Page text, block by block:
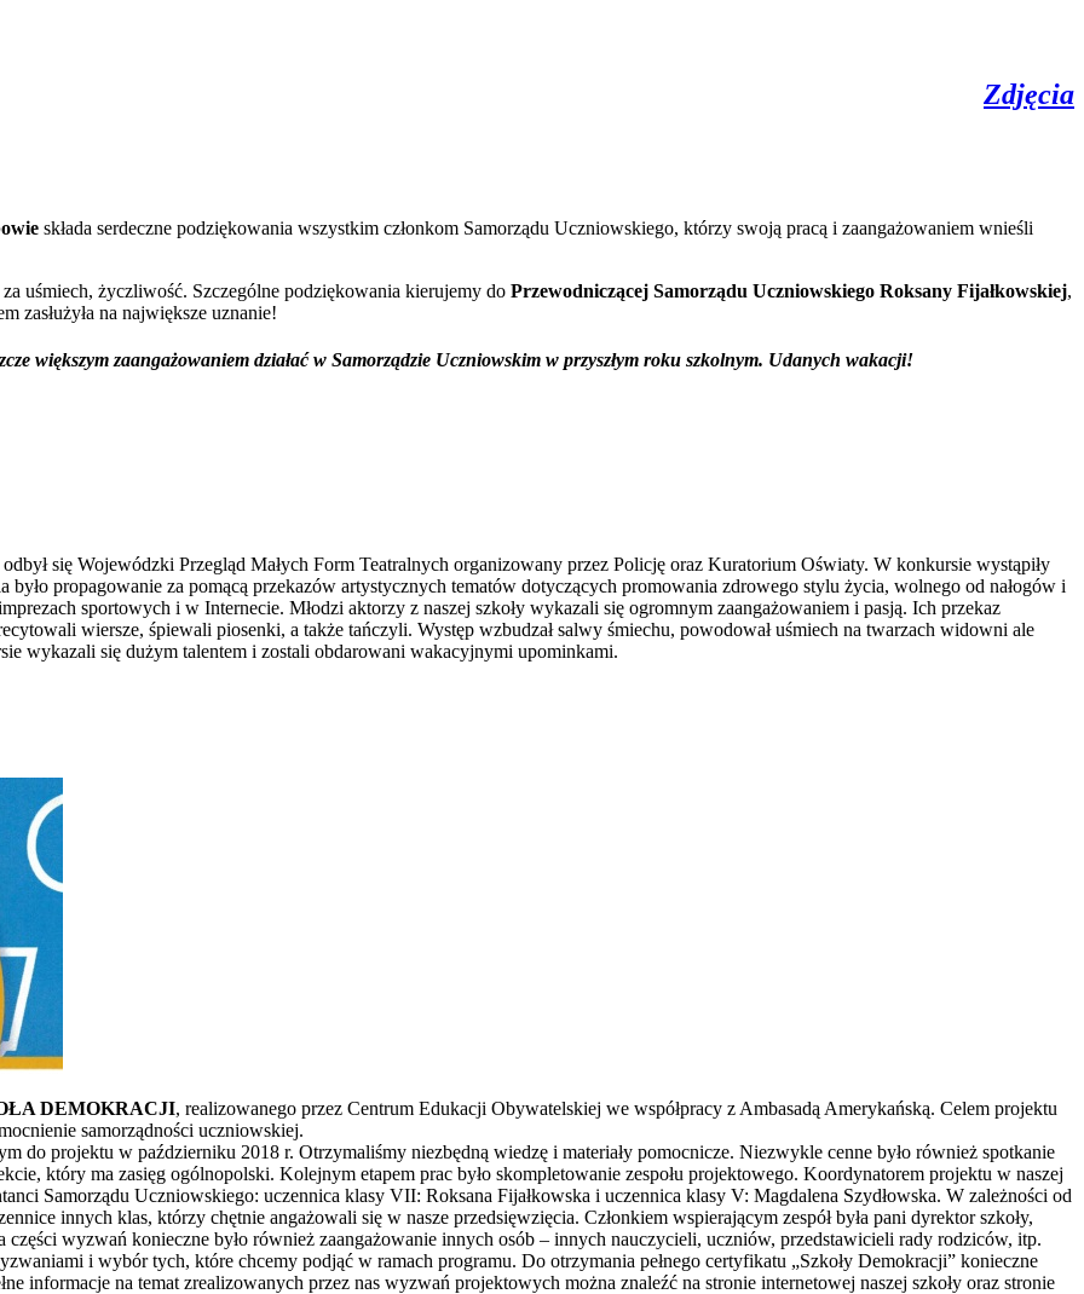
Zdjęcia
składa serdeczne podziękowania wszystkim członkom Samorządu Uczniowskiego, którzy swoją pracą i zaangażowaniem wnieśli
uśmiech, życzliwość. Szczególne podziękowania kierujemy do Przewodniczącej Samorządu Uczniowskiego Roksany Fijałkowskiej,
zasłużyła na największe uznanie!
większym zaangażowaniem działać w Samorządzie Uczniowskim w przyszłym roku szkolnym. Udanych wakacji!
się Wojewódzki Przegląd Małych Form Teatralnych organizowany przez Policję oraz Kuratorium Oświaty. W konkursie wystąpiły
było propagowanie za pomącą przekazów artystycznych tematów dotyczących promowania zdrowego stylu życia, wolnego od nałogów i
sportowych i w Internecie. Młodzi aktorzy z naszej szkoły wykazali się ogromnym zaangażowaniem i pasją. Ich przekaz
wiersze, śpiewali piosenki, a także tańczyli. Występ wzbudzał salwy śmiechu, powodował uśmiech na twarzach widowni ale
wykazali się dużym talentem i zostali obdarowani wakacyjnymi upominkami.
DEMOKRACJI, realizowanego przez Centrum Edukacji Obywatelskiej we współpracy z Ambasadą Amerykańską. Celem projektu
samorządności uczniowskiej.
do projektu w październiku 2018 r. Otrzymaliśmy niezbędną wiedzę i materiały pomocnicze. Niezwykle cenne było również spotkanie
który ma zasięg ogólnopolski. Kolejnym etapem prac było skompletowanie zespołu projektowego. Koordynatorem projektu w naszej
Samorządu Uczniowskiego: uczennica klasy VII: Roksana Fijałkowska i uczennica klasy V: Magdalena Szydłowska. W zależności od
innych klas, którzy chętnie angażowali się w nasze przedsięwzięcia. Członkiem wspierającym zespół była pani dyrektor szkoły,
części wyzwań konieczne było również zaangażowanie innych osób – innych nauczycieli, uczniów, przedstawicieli rady rodziców, itp.
i wybór tych, które chcemy podjąć w ramach programu. Do otrzymania pełnego certyfikatu „Szkoły Demokracji” konieczne
informacje na temat zrealizowanych przez nas wyzwań projektowych można znaleźć na stronie internetowej naszej szkoły oraz stronie